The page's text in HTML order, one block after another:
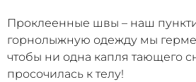
Проклеенные швы – наш
горнолыжную одежду мы
чтобы ни одна капля тающего
просочилась к телу!